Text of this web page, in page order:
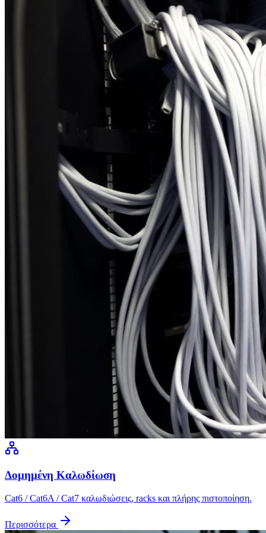
Δομημένη Καλωδίωση
Cat6 / Cat6A / Cat7 καλωδιώσεις, racks και πλήρης πιστοποίηση.
Περισσότερα